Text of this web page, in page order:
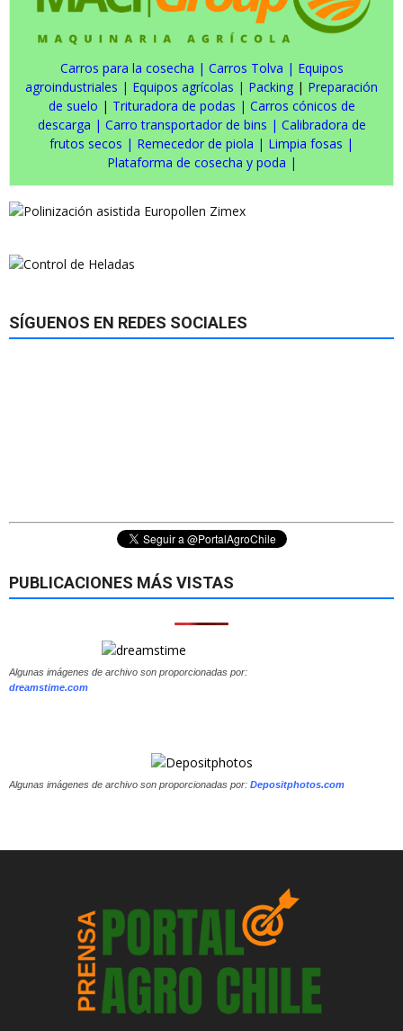
Carros para la cosecha | Carros Tolva | Equipos
agroindustriales | Equipos agrícolas | Packing | Preparación
de suelo | Trituradora de podas | Carros cónicos de
descarga | Carro transportador de bins | Calibradora de
frutos secos | Remecedor de piola | Limpia fosas |
Plataforma de cosecha y poda |
SÍGUENOS EN REDES SOCIALES
PUBLICACIONES MÁS VISTAS
Algunas imágenes de archivo son proporcionadas por:
dreamstime.com
Algunas imágenes de archivo son proporcionadas por: Depositphotos.com